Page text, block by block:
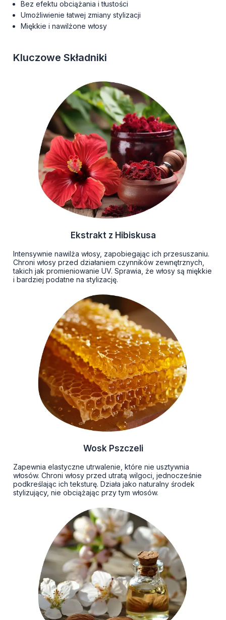
Bez efektu obciążania i tłustości
Umożliwienie łatwej zmiany stylizacji
Miękkie i nawilżone włosy
Kluczowe Składniki
Ekstrakt z Hibiskusa
Intensywnie nawilża włosy, zapobiegając ich przesuszaniu.
Chroni włosy przed działaniem czynników zewnętrznych,
takich jak promieniowanie UV. Sprawia, że włosy są miękkie
i bardziej podatne na stylizację.
Wosk Pszczeli
Zapewnia elastyczne utrwalenie, które nie usztywnia
włosów. Chroni włosy przed utratą wilgoci, jednocześnie
podkreślając ich teksturę. Działa jako naturalny środek
stylizujący, nie obciążając przy tym włosów.